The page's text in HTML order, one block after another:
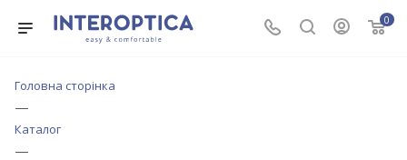
0
Головна сторінка
—
Каталог
—